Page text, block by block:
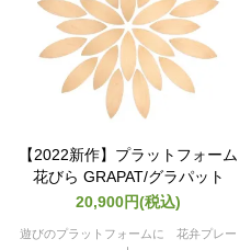
【2022新作】プラットフォーム
花びら GRAPAT/グラパット
20,900円(税込)
遊びのプラットフォームに 花弁プレー